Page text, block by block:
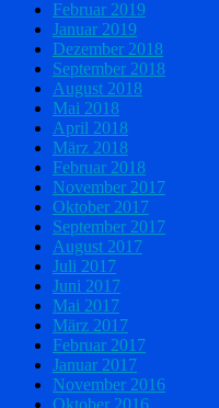
Februar 2019
Januar 2019
Dezember 2018
September 2018
August 2018
Mai 2018
April 2018
März 2018
Februar 2018
November 2017
Oktober 2017
September 2017
August 2017
Juli 2017
Juni 2017
Mai 2017
März 2017
Februar 2017
Januar 2017
November 2016
Oktober 2016